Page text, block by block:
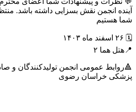
آینده انجمن نقش بسزایی داشته باشد.
شما هستیم
🗓️ ۲۶ اسفند ماه ۱۴۰۳
📍هتل هما ۲
🔺روابط عمومی انجمن تولیدکنندگان و
پزشکی خراسان رضوی